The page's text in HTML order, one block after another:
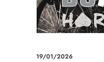
19/01/2026